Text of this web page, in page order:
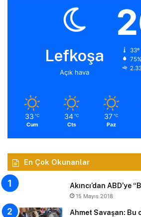
Lefkoşa
Açık hava
75%
33 ℃
Cum
34 ℃
Cts
37 ℃
Paz
En Çok Okunanlar
Akıncı’dan ABD’ye
15 Mayıs 2018
Ahmet Savaşan: Bu